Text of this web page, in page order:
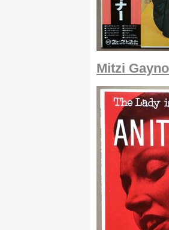
Mitzi